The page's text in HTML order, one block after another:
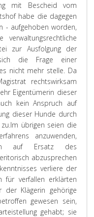
mit Bescheid vom
habe die dagegen
- aufgehoben worden,
zur Ausfolgung der
die Frage einer
nicht mehr stelle. Da
rechtswirksam
Eigentümerin dieser
kein Anspruch auf
dieser Hunde durch
Im übrigen seien die
anzuwenden,
auf Ersatz des
abzusprechen
verliere der
für verfallen erklärten
Klägerin gehörige
gewesen sein,
gehabt; sie